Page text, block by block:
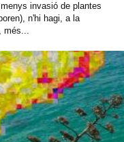
invasió de plantes
n'hi hagi, a la
més...